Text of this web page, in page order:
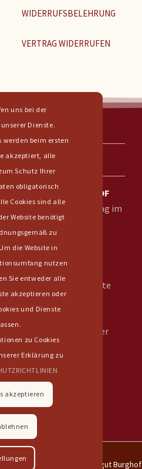
WIDERRUFSBELEHRUNG
VERTRAG WIDERRUFEN
WICHTIGE
WEINVERKAUF AB HOF
– jeden ersten Samstag im
– von 9 bis 13 Uhr
Weinsortiment
– wechselnde Angebote
––––––––––––––––––
Samstag 5. September
© 2026 Copyright - Weingut Burghof
uns bei der
Dienste.
werden beim ersten
akzeptiert, alle
Schutz Ihrer
obligatorisch
Cookies sind alle
Website benötigt
zu
die Website in
nutzen
Sie entweder alle
akzeptieren oder
und Dienste
zu Cookies
Erklärung zu
akzeptieren